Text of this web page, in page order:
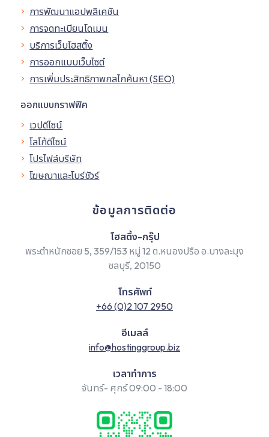
การพัฒนาแอปพลิเคชัน
การจดทะเบียนโดเมน
บริการเว็บโฮสติ้ง
การออกแบบเว็บไซต์
การเพิ่มประสิทธิภาพกลไกค้นหา (SEO)
ออกแบบกราฟฟิค
เวปดีไซน์
โลโก้ดีไซน์
โปรไฟล์บริษัท
โฆษณาและโบร์ชัวร์
ข้อมูลการติดต่อ
โฮสติ้ง-กรุ๊ป
พระตำหนักซอย 5, 359/153 หมู่ 12 ต.หนองปรือ อ.บางละมุง
ชลบุรี, 20150
โทรศัพท์
+66 (0)2 107 2950
อีเมลล์
info@hostinggroup.biz
เวลาทำการ
จันทร์- ศุกร์ 09:00 - 18:00